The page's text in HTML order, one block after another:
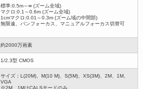
標準:0.5m～∞ (ズーム全域)
マクロ:0.1～0.6m (ズーム全域)
1cmマクロ:0.01～0.3m (ズーム域の中間部)
無限遠、パンフォーカス、マニュアルフォーカス切替可
約2000万画素
1/2.3型 CMOS
サイズ：L(20M)、M(10 M)、S(5M)、XS(3M)、2M、1M、
VGA
※2M、1MはCALSモードのみ